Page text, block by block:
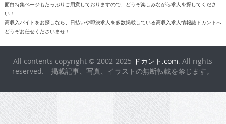
面白特集ページもたっぷりご用意しておりますので、どうぞ楽しみながら求人を探してくださ
い！
高収入バイトをお探しなら、日払いや即決求人を多数掲載している高収入求人情報誌ドカントへ
どうぞお任せくださいませ！
All contents copyright © 2002-2025 ドカント.com. All rights
reserved. 掲載記事、写真、イラストの無断転載を禁じます。